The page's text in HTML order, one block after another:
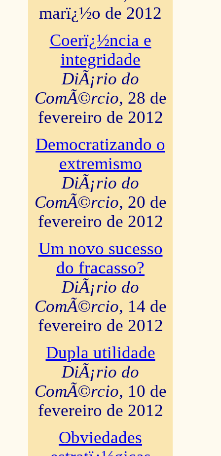
marï¿½o de 2012
Coerï¿½ncia e
integridade
DiÃ¡rio do
ComÃ©rcio, 28 de
fevereiro de 2012
Democratizando o
extremismo
DiÃ¡rio do
ComÃ©rcio, 20 de
fevereiro de 2012
Um novo sucesso
do fracasso?
DiÃ¡rio do
ComÃ©rcio, 14 de
fevereiro de 2012
Dupla utilidade
DiÃ¡rio do
ComÃ©rcio, 10 de
fevereiro de 2012
Obviedades